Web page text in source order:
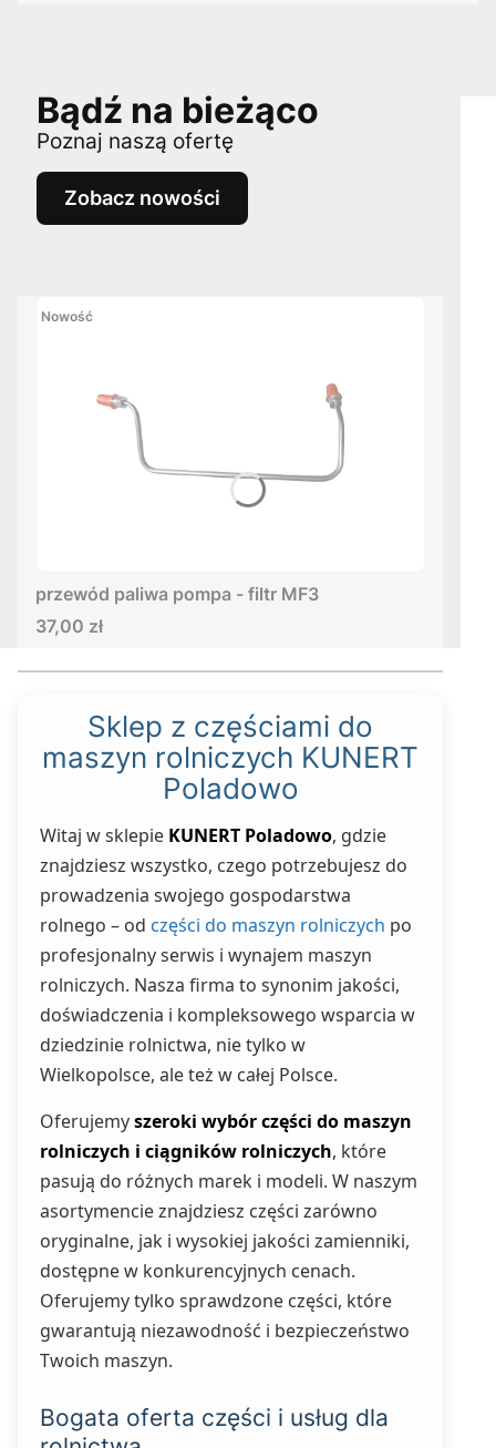
Bądź na bieżąco
Poznaj naszą ofertę
Zobacz nowości
Nowość
przewód paliwa pompa - filtr MF3
Cena
37,00 zł
Sklep z częściami do
maszyn rolniczych KUNERT
Poladowo
Witaj w sklepie KUNERT Poladowo, gdzie
znajdziesz wszystko, czego potrzebujesz do
prowadzenia swojego gospodarstwa
rolnego – od części do maszyn rolniczych po
profesjonalny serwis i wynajem maszyn
rolniczych. Nasza firma to synonim jakości,
doświadczenia i kompleksowego wsparcia w
dziedzinie rolnictwa, nie tylko w
Wielkopolsce, ale też w całej Polsce.
Oferujemyszeroki wybór części do maszyn
rolniczych i ciągników rolniczych, które
pasują do różnych marek i modeli. W naszym
asortymencie znajdziesz części zarówno
oryginalne, jak i wysokiej jakości zamienniki,
dostępne w konkurencyjnych cenach.
Oferujemy tylko sprawdzone części, które
gwarantują niezawodność i bezpieczeństwo
Twoich maszyn.
Bogata oferta części i usług dla